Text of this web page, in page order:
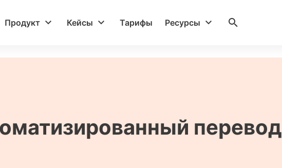
Продукт Кейсы Тарифы Ресурсы
перевод